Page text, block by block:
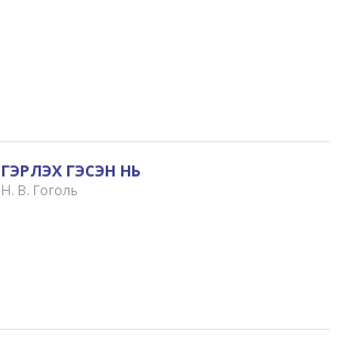
ГЭРЛЭХ ГЭСЭН НЬ
Н. В. Гоголь